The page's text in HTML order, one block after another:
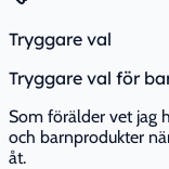
Tryggare val
Tryggare val för
Som förälder vet jag
och barnprodukter
åt.